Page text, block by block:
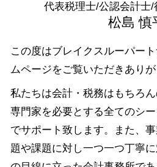
融資 東京都 相談
代表税理士/公認会計士
松島 慎
この度はブレイクスルーパー
ムページをご覧いただきありが
私たちは会計・税務はもちろ
専門家を必要とする全てのシ
でサポート致します。また、
題や課題に対し一つ一つ丁寧